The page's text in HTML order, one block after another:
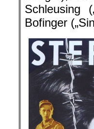
Schleusing
Bofinger